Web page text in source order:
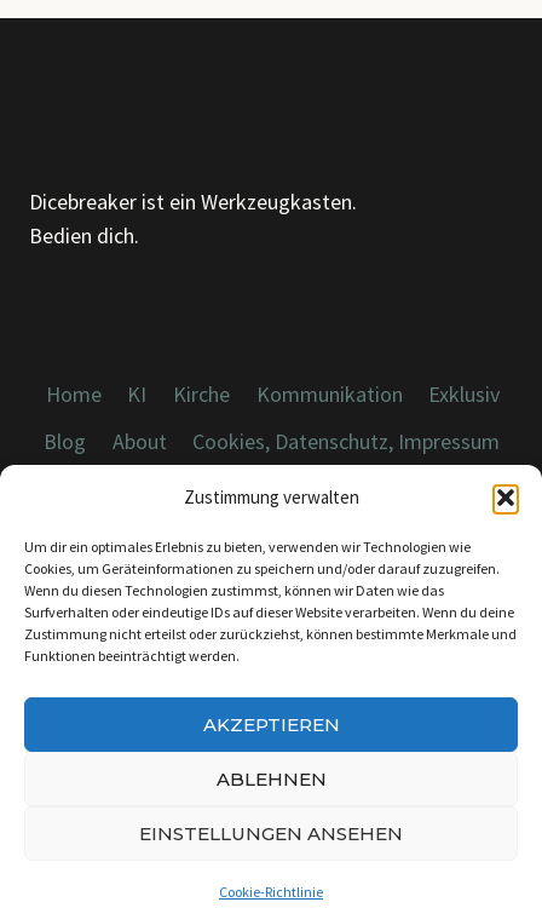
Zustimmung verwalten
Um dir ein optimales Erlebnis zu bieten, verwenden wir Technologien wie
Cookies, um Geräteinformationen zu speichern und/oder darauf zuzugreifen.
Wenn du diesen Technologien zustimmst, können wir Daten wie das
Surfverhalten oder eindeutige IDs auf dieser Website verarbeiten. Wenn du deine
Zustimmung nicht erteilst oder zurückziehst, können bestimmte Merkmale und
Funktionen beeinträchtigt werden.
AKZEPTIEREN
ABLEHNEN
EINSTELLUNGEN ANSEHEN
Cookie-Richtlinie
VERGLEICH
Dicebreaker ist ein Werkzeugkasten.
Bedien dich.
Home KI Kirche Kommunikation
Exklusiv
Blog
About Cookies, Datenschutz, Impressum
© 2026 Dicebreaker.de - Alle Rechte vorbehalten
INFO@DICEBREAKER.DE